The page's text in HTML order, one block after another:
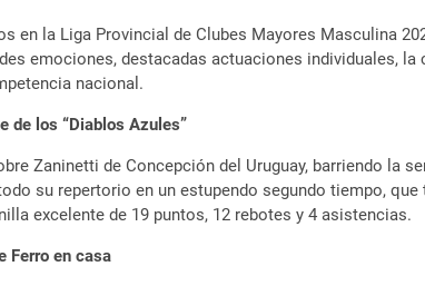
la Liga Provincial de Clubes Mayores Masculina
emociones, destacadas actuaciones individuales,
nacional.
de los “Diablos Azules”
Zaninetti de Concepción del Uruguay, barriendo la
su repertorio en un estupendo segundo tiempo,
excelente de 19 puntos, 12 rebotes y 4 asistencias.
Ferro en casa